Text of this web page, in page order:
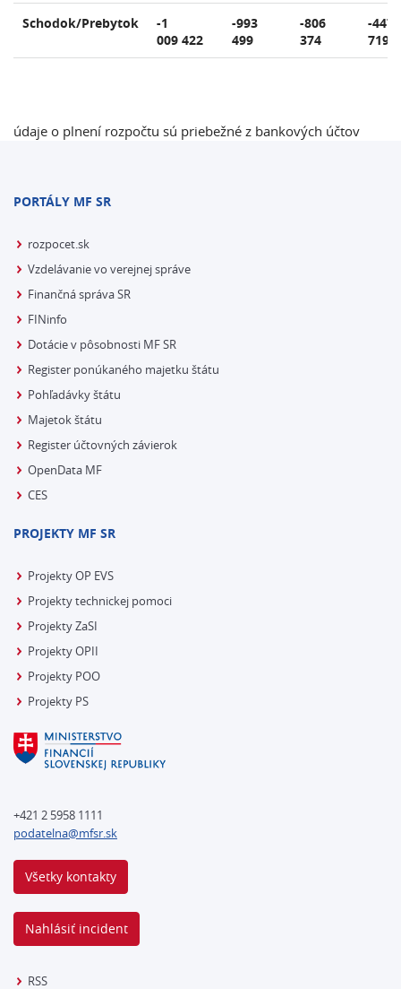
Schodok/Prebytok
-1
009 422
-993
499
-806
374
-447
719
údaje o plnení rozpočtu sú priebežné z bankových účtov
PORTÁLY MF SR
rozpocet.sk
Vzdelávanie vo verejnej správe
Finančná správa SR
FINinfo
Dotácie v pôsobnosti MF SR
Register ponúkaného majetku štátu
Pohľadávky štátu
Majetok štátu
Register účtovných závierok
OpenData MF
CES
PROJEKTY MF SR
Projekty OP EVS
Projekty technickej pomoci
Projekty ZaSI
Projekty OPII
Projekty POO
Projekty PS
+421 2 5958 1111
podatelna@mfsr.sk
Všetky kontakty
Nahlásiť incident
RSS